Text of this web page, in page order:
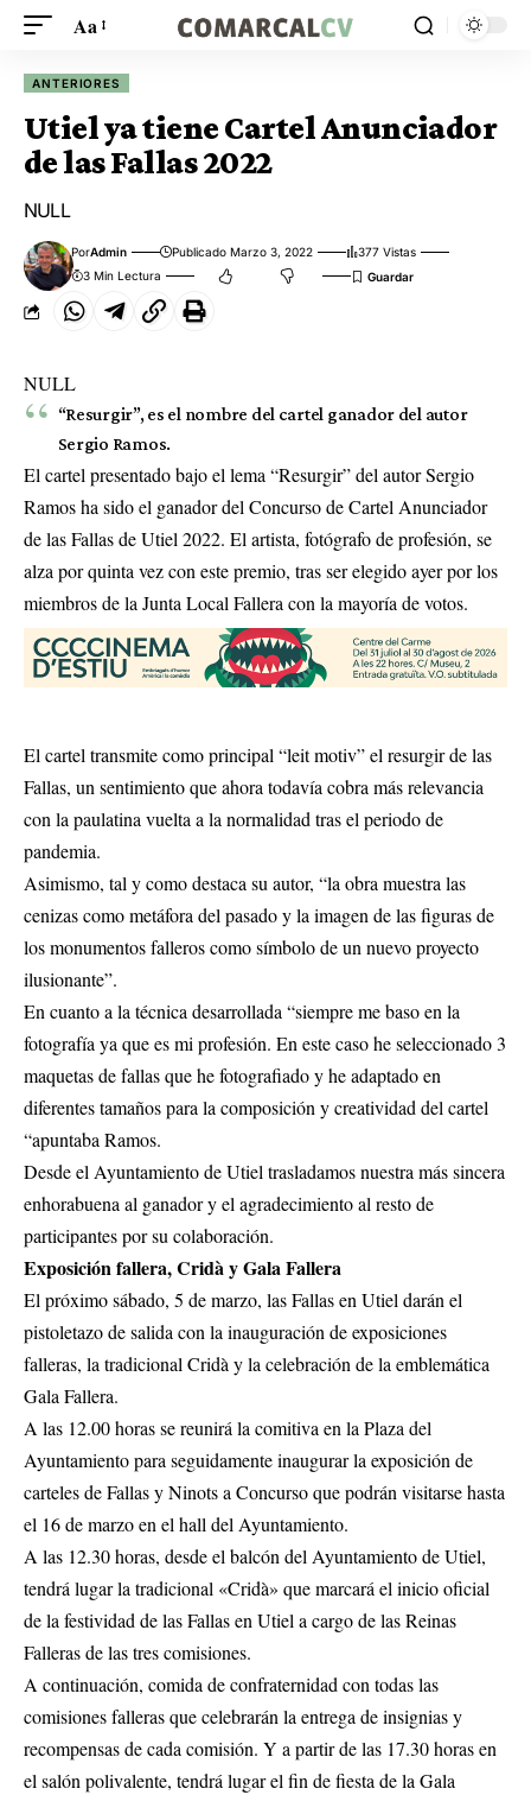
Aa
ANTERIORES
Utiel ya tiene Cartel Anunciador
de las Fallas 2022
NULL
PorAdmin Publicado Marzo 3, 2022
377 Vistas
3 Min Lectura
NULL
“Resurgir”, es el nombre del cartel ganador del autor
Sergio Ramos.
El cartel presentado bajo el lema “Resurgir” del autor Sergio
Ramos ha sido el ganador del Concurso de Cartel Anunciador
de las Fallas de Utiel 2022. El artista, fotógrafo de profesión, se
alza por quinta vez con este premio, tras ser elegido ayer por los
miembros de la Junta Local Fallera con la mayoría de votos.
El cartel transmite como principal “leit motiv” el resurgir de las
Fallas, un sentimiento que ahora todavía cobra más relevancia
con la paulatina vuelta a la normalidad tras el periodo de
pandemia.
Asimismo, tal y como destaca su autor, “la obra muestra las
cenizas como metáfora del pasado y la imagen de las figuras de
los monumentos falleros como símbolo de un nuevo proyecto
ilusionante”.
En cuanto a la técnica desarrollada “siempre me baso en la
fotografía ya que es mi profesión. En este caso he seleccionado 3
maquetas de fallas que he fotografiado y he adaptado en
diferentes tamaños para la composición y creatividad del cartel
“apuntaba Ramos.
Desde el Ayuntamiento de Utiel trasladamos nuestra más sincera
enhorabuena al ganador y el agradecimiento al resto de
participantes por su colaboración.
Exposición fallera, Cridà y Gala Fallera
El próximo sábado, 5 de marzo, las Fallas en Utiel darán el
pistoletazo de salida con la inauguración de exposiciones
falleras, la tradicional Cridà y la celebración de la emblemática
Gala Fallera.
A las 12.00 horas se reunirá la comitiva en la Plaza del
Ayuntamiento para seguidamente inaugurar la exposición de
carteles de Fallas y Ninots a Concurso que podrán visitarse hasta
el 16 de marzo en el hall del Ayuntamiento.
A las 12.30 horas, desde el balcón del Ayuntamiento de Utiel,
tendrá lugar la tradicional «Cridà» que marcará el inicio oficial
de la festividad de las Fallas en Utiel a cargo de las Reinas
Falleras de las tres comisiones.
A continuación, comida de confraternidad con todas las
comisiones falleras que celebrarán la entrega de insignias y
recompensas de cada comisión. Y a partir de las 17.30 horas en
el salón polivalente, tendrá lugar el fin de fiesta de la Gala